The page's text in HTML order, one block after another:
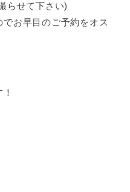
らせて下さい)
お早目のご予約をオス